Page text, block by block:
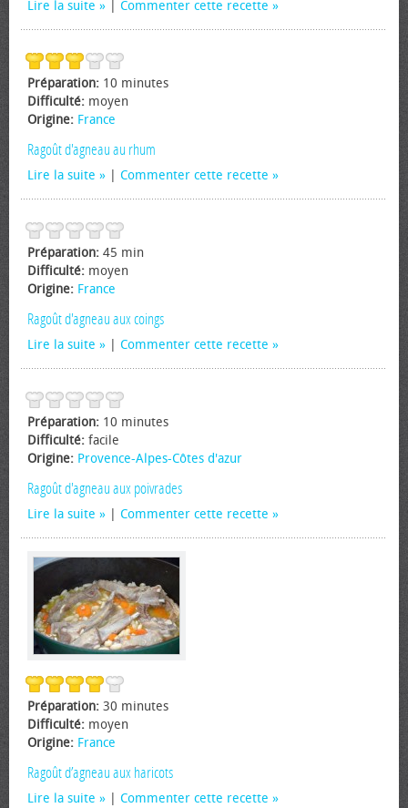
Lire la suite Commenter cette recette
Préparation: 10 minutes
Difficulté: moyen
Origine: France
Ragoût d'agneau au rhum
Lire la suite Commenter cette recette
Préparation: 45 min
Difficulté: moyen
Origine: France
Ragoût d'agneau aux coings
Lire la suite Commenter cette recette
Préparation: 10 minutes
Difficulté: facile
Origine: Provence-Alpes-Côtes d'azur
Ragoût d'agneau aux poivrades
Lire la suite Commenter cette recette
Préparation: 30 minutes
Difficulté: moyen
Origine: France
Ragoût d’agneau aux haricots
Lire la suite Commenter cette recette